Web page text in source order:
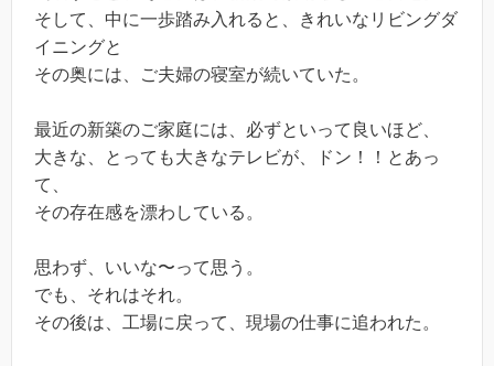
そして、中に一歩踏み入れると、きれいなリビングダ
イニングと
その奥には、ご夫婦の寝室が続いていた。
最近の新築のご家庭には、必ずといって良いほど、
大きな、とっても大きなテレビが、ドン！！とあっ
て、
その存在感を漂わしている。
思わず、いいな〜って思う。
でも、それはそれ。
その後は、工場に戻って、現場の仕事に追われた。